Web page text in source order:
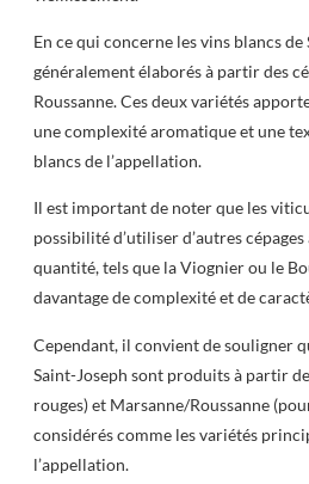
En ce qui concerne les vins blancs
généralement élaborés à partir des
Roussanne. Ces deux variétés
une complexité aromatique et une
blancs de l’appellation.
Il est important de noter que les
possibilité d’utiliser d’autres
quantité, tels que la Viognier ou le
davantage de complexité et de
Cependant, il convient de souligner
Saint-Joseph sont produits à partir
rouges) et Marsanne/Roussanne
considérés comme les variétés
l’appellation.